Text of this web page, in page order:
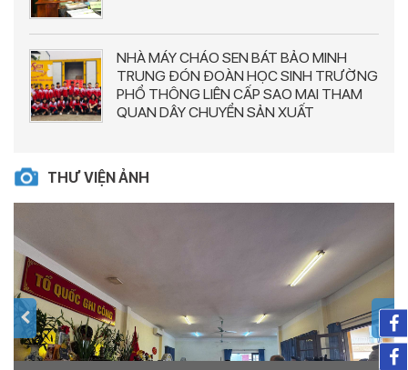
NHÀ MÁY CHÁO SEN BÁT BẢO MINH
TRUNG ĐÓN ĐOÀN HỌC SINH TRƯỜNG
PHỔ THÔNG LIÊN CẤP SAO MAI THAM
QUAN DÂY CHUYỂN SẢN XUẤT
THƯ VIỆN ẢNH